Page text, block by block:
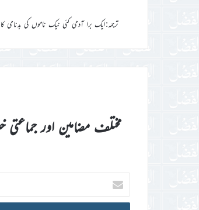
ترجمہ:ایک برا آدمی کئی نیک ناموں کی بدنامی
مختلف مضامین اور
اپنا
ای
میل